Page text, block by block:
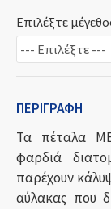
Επιλέξτε
ΠΕΡΙΓΡΑΦΉ
Τα πέταλα
φαρδιά
παρέχουν
αύλακας που